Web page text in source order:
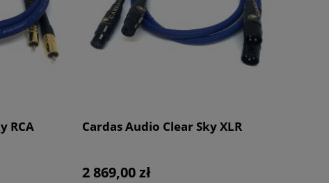
RCA Cardas Audio Clear Sky XLR
2 869,00 zł